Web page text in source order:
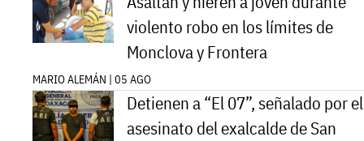
violento robo en los límites de
Monclova y Frontera
MARIO ALEMÁN | 05 AGO
Detienen a “El 07”, señalado por el
asesinato del exalcalde de San